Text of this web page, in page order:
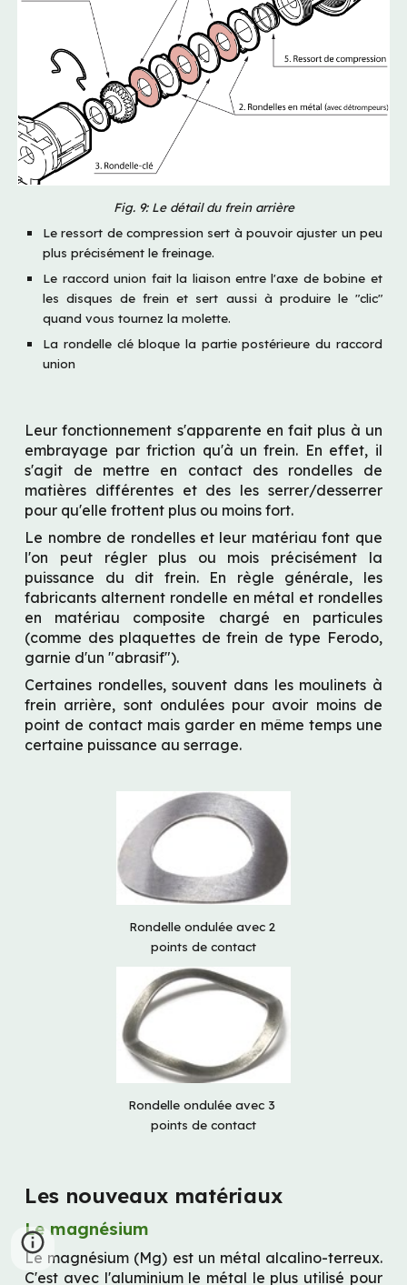
Fig. 9: Le détail du frein arrière
Le ressort de compression sert à pouvoir ajuster un peu
plus précisément le freinage.
Le raccord union fait la liaison entre l'axe de bobine et
les disques de frein et sert aussi à produire le "clic"
quand vous tournez la molette.
La rondelle clé bloque la partie postérieure du raccord
union
Leur fonctionnement s'apparente en fait plus à un
embrayage par friction qu'à un frein. En effet, il
s'agit de mettre en contact des rondelles de
matières différentes et des les serrer/desserrer
pour qu'elle frottent plus ou moins fort.
Le nombre de rondelles et leur matériau font que
l'on peut régler plus ou mois précisément la
puissance du dit frein. En règle générale, les
fabricants alternent rondelle en métal et rondelles
en matériau composite chargé en particules
(comme des plaquettes de frein de type Ferodo,
garnie d'un "abrasif").
Certaines rondelles, souvent dans les moulinets à
frein arrière, sont ondulées pour avoir moins de
point de contact mais garder en même temps une
certaine puissance au serrage.
Rondelle ondulée avec 2
points de contact
Rondelle ondulée avec 3
points de contact
Les nouveaux matériaux
Le magnésium
Le magnésium (Mg) est un métal alcalino-terreux.
C'est avec l'aluminium le métal le plus utilisé pour